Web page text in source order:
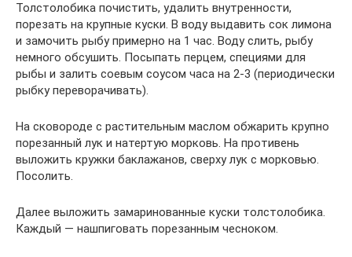
Толстолобика почистить, удалить внутренности,
порезать на крупные куски. В воду выдавить сок лимона
и замочить рыбу примерно на 1 час. Воду слить, рыбу
немного обсушить. Посыпать перцем, специями для
рыбы и залить соевым соусом часа на 2-3 (периодически
рыбку переворачивать).
На сковороде с растительным маслом обжарить крупно
порезанный лук и натертую морковь. На противень
выложить кружки баклажанов, сверху лук с морковью.
Посолить.
Далее выложить замаринованные куски толстолобика.
Каждый — нашпиговать порезанным чесноком.